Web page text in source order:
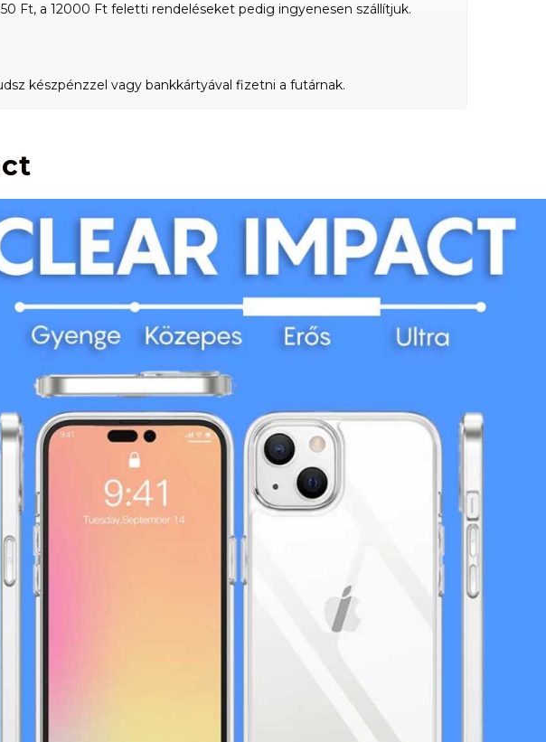
Ft, a 12000 Ft feletti rendeléseket pedig ingyenesen szállítjuk.
készpénzzel vagy bankkártyával fizetni a futárnak.